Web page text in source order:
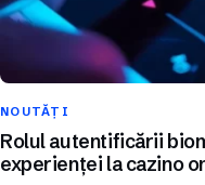
NOUTĂȚI
Rolul autentificării
experienței la cazino